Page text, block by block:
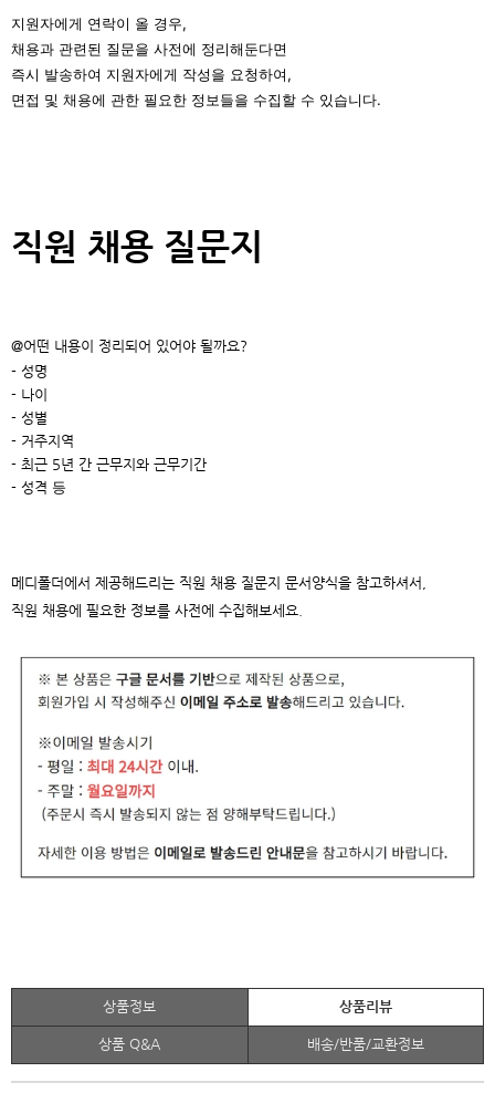
지원자에게 연락이 올 경우,
채용과 관련된 질문을 사전에 정리해둔다면
즉시 발송하여 지원자에게 작성을 요청하여,
면접 및 채용에 관한 필요한 정보들을 수집할 수 있습니다.
직원 채용 질문지
@어떤 내용이 정리되어 있어야 될까요?
- 성명
- 나이
- 성별
- 거주지역
- 최근 5년 간 근무지와 근무기간
- 성격 등
메디폴더에서 제공해드리는 직원 채용 질문지 문서양식을 참고하셔서,
직원 채용에 필요한 정보를 사전에 수집해보세요.
상품정보 상품리뷰
상품 Q&A 배송/반품/교환정보